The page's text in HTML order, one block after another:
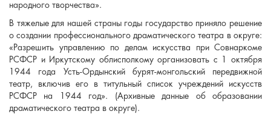
народного творчества».
В тяжелые для нашей страны годы государство приняло решение
о создании профессионального драматического театра в округе:
«Разрешить управлению по делам искусства при Совнаркоме
РСФСР и Иркутскому облисполкому организовать с 1 октября
1944 года Усть-Ордынский бурят-монгольский передвижной
театр, включив его в титульный список учреждений искусств
РСФСР на 1944 год». (Архивные данные об образовании
драматического театра в округе).